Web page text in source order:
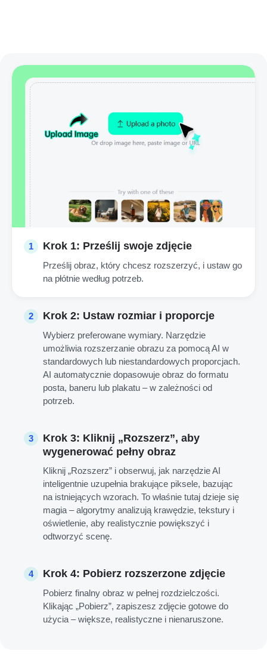
1 Krok 1: Prześlij swoje zdjęcie
Prześlij obraz, który chcesz rozszerzyć, i ustaw go
na płótnie według potrzeb.
2 Krok 2: Ustaw rozmiar i proporcje
Wybierz preferowane wymiary. Narzędzie
umożliwia rozszerzanie obrazu za pomocą AI w
standardowych lub niestandardowych proporcjach.
AI automatycznie dopasowuje obraz do formatu
posta, baneru lub plakatu – w zależności od
potrzeb.
3
Krok 3: Kliknij „Rozszerz”, aby
wygenerować pełny obraz
Kliknij „Rozszerz” i obserwuj, jak narzędzie AI
inteligentnie uzupełnia brakujące piksele, bazując
na istniejących wzorach. To właśnie tutaj dzieje się
magia – algorytmy analizują krawędzie, tekstury i
oświetlenie, aby realistycznie powiększyć i
odtworzyć scenę.
4 Krok 4: Pobierz rozszerzone zdjęcie
Pobierz finalny obraz w pełnej rozdzielczości.
Klikając „Pobierz”, zapiszesz zdjęcie gotowe do
użycia – większe, realistyczne i nienaruszone.